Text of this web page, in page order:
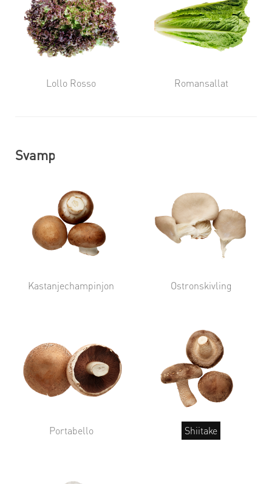
Lollo Rosso Romansallat
Svamp
Kastanjechampinjon Ostronskivling
Portabello Shiitake